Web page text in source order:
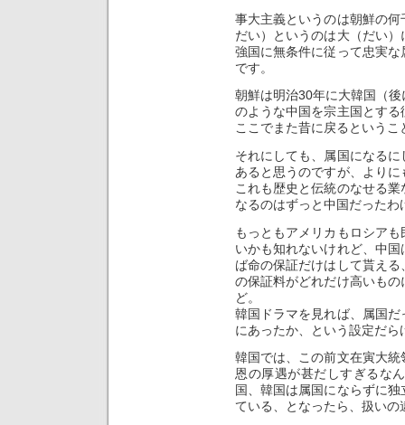
事大主義というのは朝鮮の
だい）というのは大（だい
強国に無条件に従って忠実
です。
朝鮮は明治30年に大韓国（
のような中国を宗主国とす
ここでまた昔に戻るというこ
それにしても、属国になる
あると思うのですが、より
これも歴史と伝統のなせる
なるのはずっと中国だったわ
もっともアメリカもロシア
いかも知れないけれど、中
ば命の保証だけはして貰え
の保証料がどれだけ高いも
ど。
韓国ドラマを見れば、属国
にあったか、という設定だら
韓国では、この前文在寅大
恩の厚遇が甚だしすぎるな
国、韓国は属国にならずに
ている、となったら、扱い